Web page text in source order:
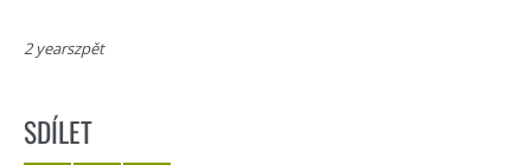
2 yearszpět
SDÍLET